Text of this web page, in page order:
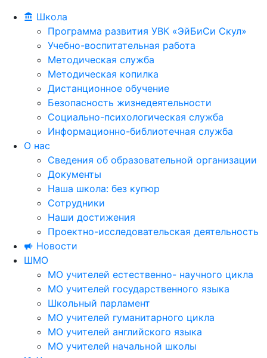
Школа
Программа развития УВК «ЭйБиСи Скул»
Учебно-воспитательная работа
Методическая служба
Методическая копилка
Дистанционное обучение
Безопасность жизнедеятельности
Социально-психологическая служба
Информационно-библиотечная служба
О нас
Сведения об образовательной организации
Документы
Наша школа: без купюр
Сотрудники
Наши достижения
Проектно-исследовательская деятельность
Новости
ШМО
МО учителей естественно- научного цикла
МО учителей государственного языка
Школьный парламент
МО учителей гуманитарного цикла
МО учителей английского языка
МО учителей начальной школы